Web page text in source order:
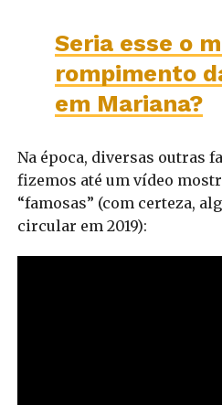
Seria esse o
rompimento
em Mariana?
Na época, diversas outras
fizemos até um vídeo
“famosas” (com certeza,
circular em 2019):